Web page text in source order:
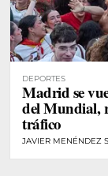
DEPORTES
Madrid se
del Mundial,
tráfico
JAVIER MENÉNDEZ